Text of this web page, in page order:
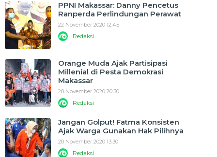
PPNI Makassar: Danny Pencetus
Ranperda Perlindungan Perawat
22 November 2020 12:45
Redaksi
Orange Muda Ajak Partisipasi
Millenial di Pesta Demokrasi
Makassar
20 November 2020 20:30
Redaksi
Jangan Golput! Fatma Konsisten
Ajak Warga Gunakan Hak Pilihnya
20 November 2020 13:30
Redaksi